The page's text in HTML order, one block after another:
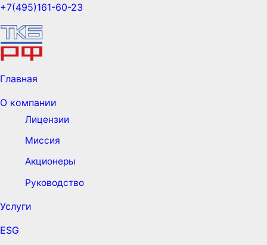
+7(495)161-60-23
Главная
О компании
Лицензии
Миссия
Акционеры
Руководство
Услуги
ESG